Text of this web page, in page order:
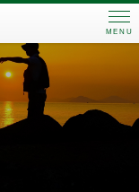
MENU